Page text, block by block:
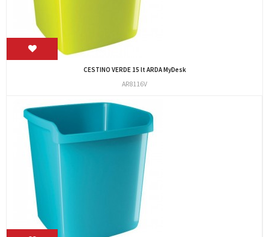
CESTINO VERDE 15 lt ARDA MyDesk
AR8116V